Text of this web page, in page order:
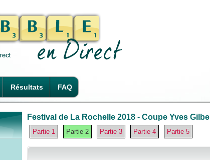
Résultats FAQ
Festival de La Rochelle 2018 - Coupe Yves
Partie 1 Partie 2 Partie 3 Partie 4 Partie 5